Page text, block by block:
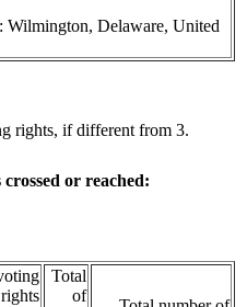
Wilmington, Delaware, United
rights, if different from 3.
or reached:
rights
Total
of